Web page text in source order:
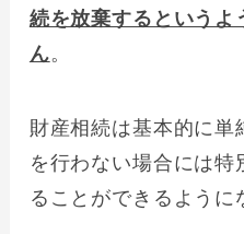
続を放棄するというよ
ん。
財産相続は基本的に単
を行わない場合には特
ることができるように